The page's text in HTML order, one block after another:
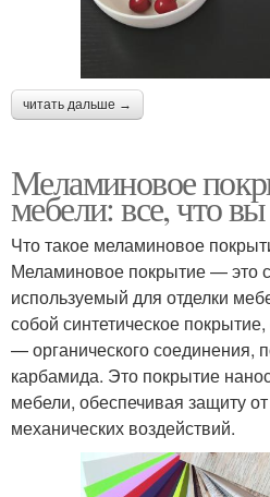
читать дальше →
Меламиновое
мебели: все, что
Что такое меламиновое
Меламиновое покрытие — это
используемый для отделки
собой синтетическое
— органического соединения,
карбамида. Это покрытие
мебели, обеспечивая защиту
механических воздействий.